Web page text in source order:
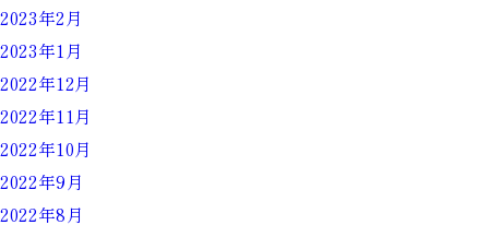
2023年2月
2023年1月
2022年12月
2022年11月
2022年10月
2022年9月
2022年8月